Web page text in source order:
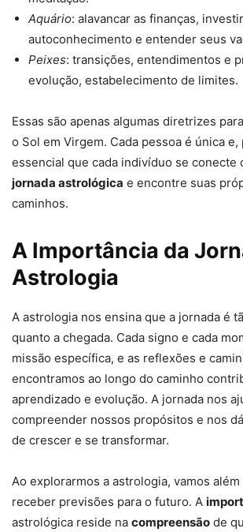
Aquário: alavancar as finanças,
autoconhecimento e entender seus
Peixes: transições, entendimentos e
evolução, estabelecimento de limites.
Essas são apenas algumas diretrizes
o Sol em Virgem. Cada pessoa é única
essencial que cada indivíduo se conecte
jornada astrológica e encontre suas
caminhos.
A Importância da
Astrologia
A astrologia nos ensina que a jornada é
quanto a chegada. Cada signo e cada
missão específica, e as reflexões e
encontramos ao longo do caminho
aprendizado e evolução. A jornada nos
compreender nossos propósitos e nos
de crescer e se transformar.
Ao explorarmos a astrologia, vamos
receber previsões para o futuro. A
astrológica reside na compreensão de